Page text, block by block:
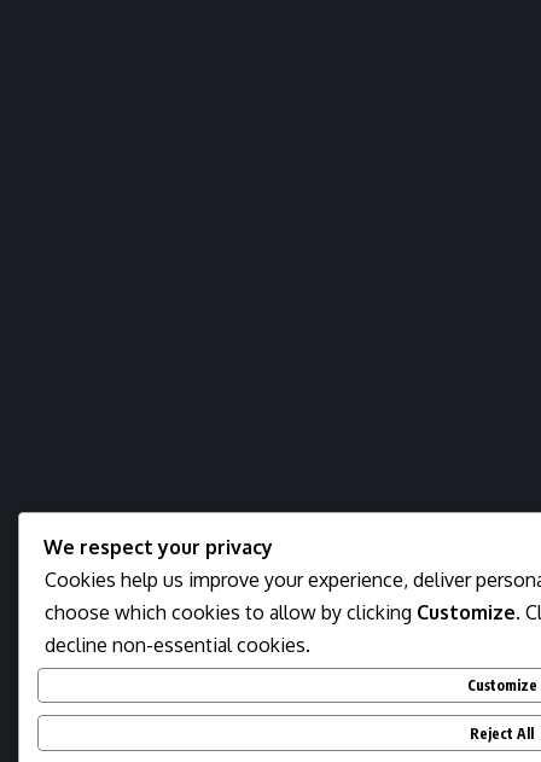
We respect your privacy
Cookies help us improve your experience, deliver
choose which cookies to allow by clicking Customize.
decline non-essential cookies.
Customize
Reject All